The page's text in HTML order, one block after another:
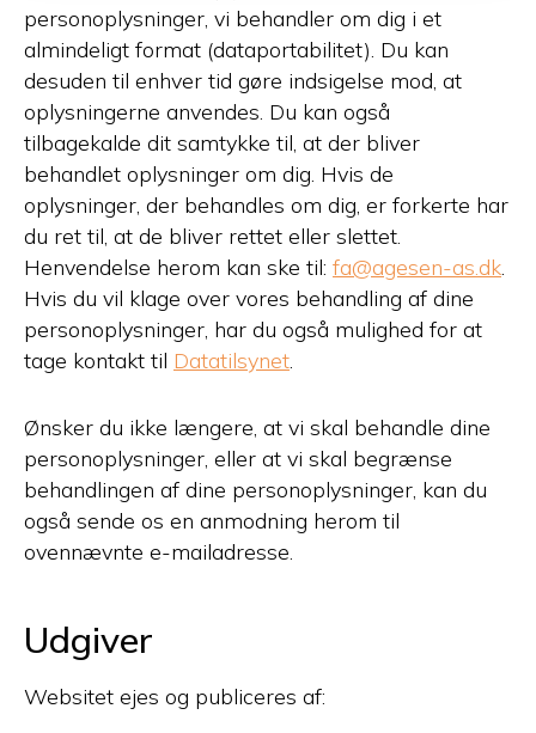
personoplysninger, vi behandler om dig i et
almindeligt format (dataportabilitet). Du kan
desuden til enhver tid gøre indsigelse mod, at
oplysningerne anvendes. Du kan også
tilbagekalde dit samtykke til, at der bliver
behandlet oplysninger om dig. Hvis de
oplysninger, der behandles om dig, er forkerte har
du ret til, at de bliver rettet eller slettet.
Henvendelse herom kan ske til: fa@agesen-as.dk.
Hvis du vil klage over vores behandling af dine
personoplysninger, har du også mulighed for at
tage kontakt til Datatilsynet.
Ønsker du ikke længere, at vi skal behandle dine
personoplysninger, eller at vi skal begrænse
behandlingen af dine personoplysninger, kan du
også sende os en anmodning herom til
ovennævnte e-mailadresse.
Udgiver
Websitet ejes og publiceres af: